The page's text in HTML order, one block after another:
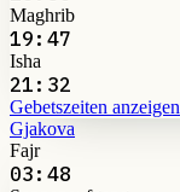
Maghrib
19:47
Isha
21:32
Gebetszeiten anzeigen
Gjakova
Fajr
03:48